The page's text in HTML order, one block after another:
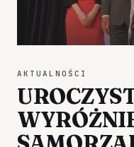
AKTUALNOŚCI